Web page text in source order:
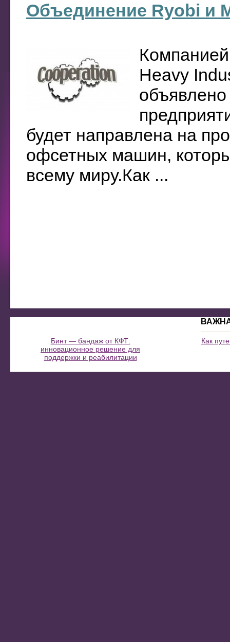
Объединение Ryobi и
Heavy
объявлено
будет направлена на
офсетных машин,
всему миру.Как ...
Бинт — бандаж от КФТ:
инновационное решение для
поддержки и реабилитации
Как